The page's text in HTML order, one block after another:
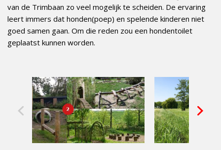
van de Trimbaan zo veel mogelijk te scheiden. De ervaring
leert immers dat honden(poep) en spelende kinderen niet
goed samen gaan. Om die reden zou een hondentoilet
geplaatst kunnen worden.